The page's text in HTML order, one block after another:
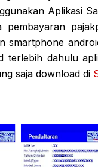
Aplikasi
pembayaran
smartphone
terlebih dahulu
saja download di